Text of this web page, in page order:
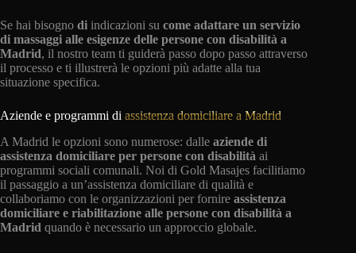
Se hai bisogno di indicazioni su come adattare un servizio
di massaggi alle esigenze delle persone con disabilità a
Madrid, il nostro team ti guiderà passo dopo passo attraverso
il processo e ti illustrerà le opzioni più adatte alla tua
situazione specifica.
Aziende e programmi di assistenza domiciliare a Madrid
A Madrid le opzioni sono numerose: dalle aziende di
assistenza domiciliare per persone con disabilità ai
programmi sociali comunali. Noi di Gold Masajes facilitiamo
il passaggio a un’assistenza domiciliare di qualità e
collaboriamo con le organizzazioni per fornire assistenza
domiciliare e riabilitazione alle persone con disabilità a
Madrid quando è necessario un approccio globale.